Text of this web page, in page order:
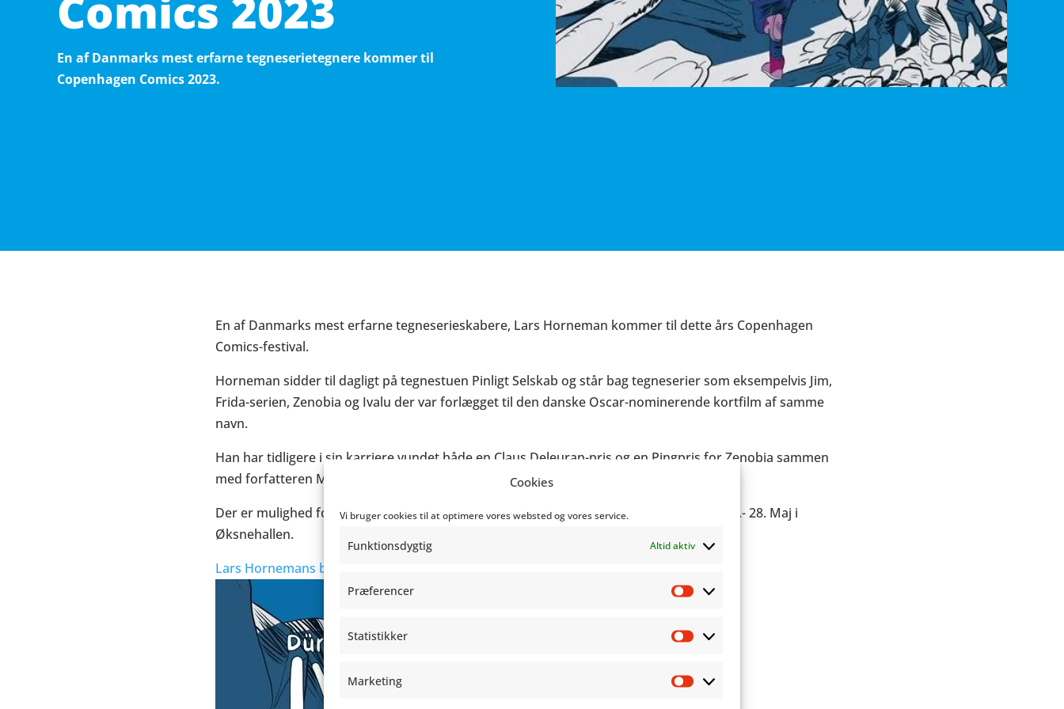
Cookies
Vi bruger cookies til at optimere vores websted og vores service.
Funktionsdygtig Altid aktiv
Præferencer
Præferencer
Statistikker
Statistikker
Marketing
Marketing
En af Danmarks mest erfarne tegneserietegnere kommer til
Copenhagen Comics 2023.
En af Danmarks mest erfarne tegneserieskabere, Lars Horneman kommer til dette års Copenhagen
Comics-festival.
Horneman sidder til dagligt på tegnestuen Pinligt Selskab og står bag tegneserier som eksempelvis Jim,
Frida-serien, Zenobia og Ivalu der var forlægget til den danske Oscar-nominerende kortfilm af samme
navn.
Han har tidligere i sin karriere vundet både en Claus Deleuran-pris og en Pingpris forZenobia sammen
med forfatteren Morten Dürr.
Der er mulighed for at møde den dygtige Lars Horneman i Copenhagen Comics 2023 27.- 28. Maj i
Øksnehallen.
Lars Hornemans blog-hjemmeside